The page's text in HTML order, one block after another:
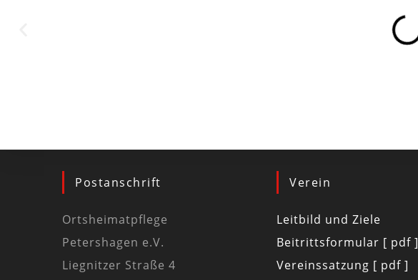
Postanschrift
Ortsheimatpflege
Petershagen e.V.
Liegnitzer Straße 4
Verein
Leitbild und Ziele
Beitrittsformular [ pdf ]
Vereinssatzung [ pdf ]